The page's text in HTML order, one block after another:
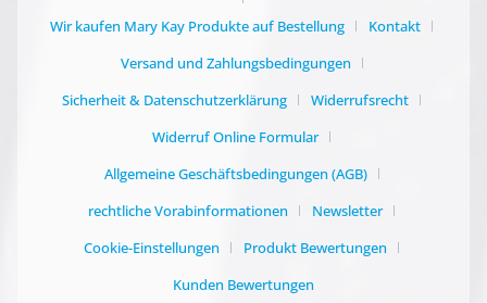
Wir kaufen Mary Kay Produkte auf Bestellung
Kontakt
Versand und Zahlungsbedingungen
Sicherheit & Datenschutzerklärung
Widerrufsrecht
Widerruf Online Formular
Allgemeine Geschäftsbedingungen (AGB)
rechtliche Vorabinformationen
Newsletter
Cookie-Einstellungen
Produkt Bewertungen
Kunden Bewertungen